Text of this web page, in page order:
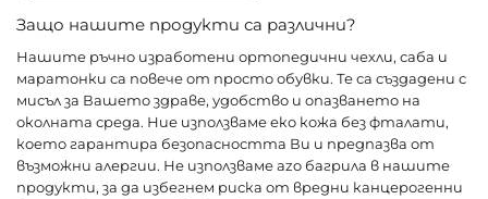
Защо нашите продукти са различни?
Нашите ръчно изработени ортопедични чехли, саба и
маратонки са повече от просто обувки. Те са създадени с
мисъл за Вашето здраве, удобство и опазването на
околната среда. Ние използваме еко кожа без фталати,
което гарантира безопасността Ви и предпазва от
възможни алергии. Не използваме azo багрила в нашите
продукти, за да избегнем риска от вредни канцерогенни